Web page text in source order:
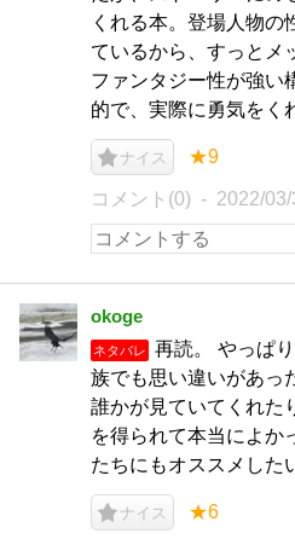
くれる本。登場人物の
ているから、すっとメ
ファンタジー性が強い
的で、実際に勇気をく
ナイス ★9
コメント(0) 2022/03/
okoge
ネタバレ
再読。 やっぱ
族でも思い違いがあっ
誰かが見ていてくれた
を得られて本当によか
たちにもオススメした
ナイス ★6